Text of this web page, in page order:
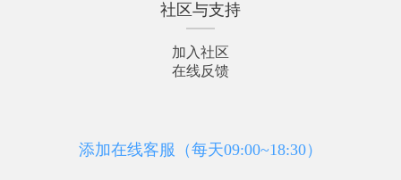
社区与支持
加入社区
在线反馈
添加在线客服（每天09:00~18:30）